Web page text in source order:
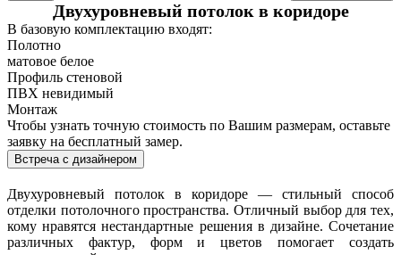
Двухуровневый потолок в коридоре
В базовую комплектацию входят:
Полотно
матовое белое
Профиль стеновой
ПВХ невидимый
Монтаж
Чтобы узнать точную стоимость по Вашим размерам, оставьте
заявку на бесплатный замер.
Встреча с дизайнером
Двухуровневый потолок в коридоре — стильный способ
отделки потолочного пространства. Отличный выбор для тех,
кому нравятся нестандартные решения в дизайне. Сочетание
различных фактур, форм и цветов помогает создать